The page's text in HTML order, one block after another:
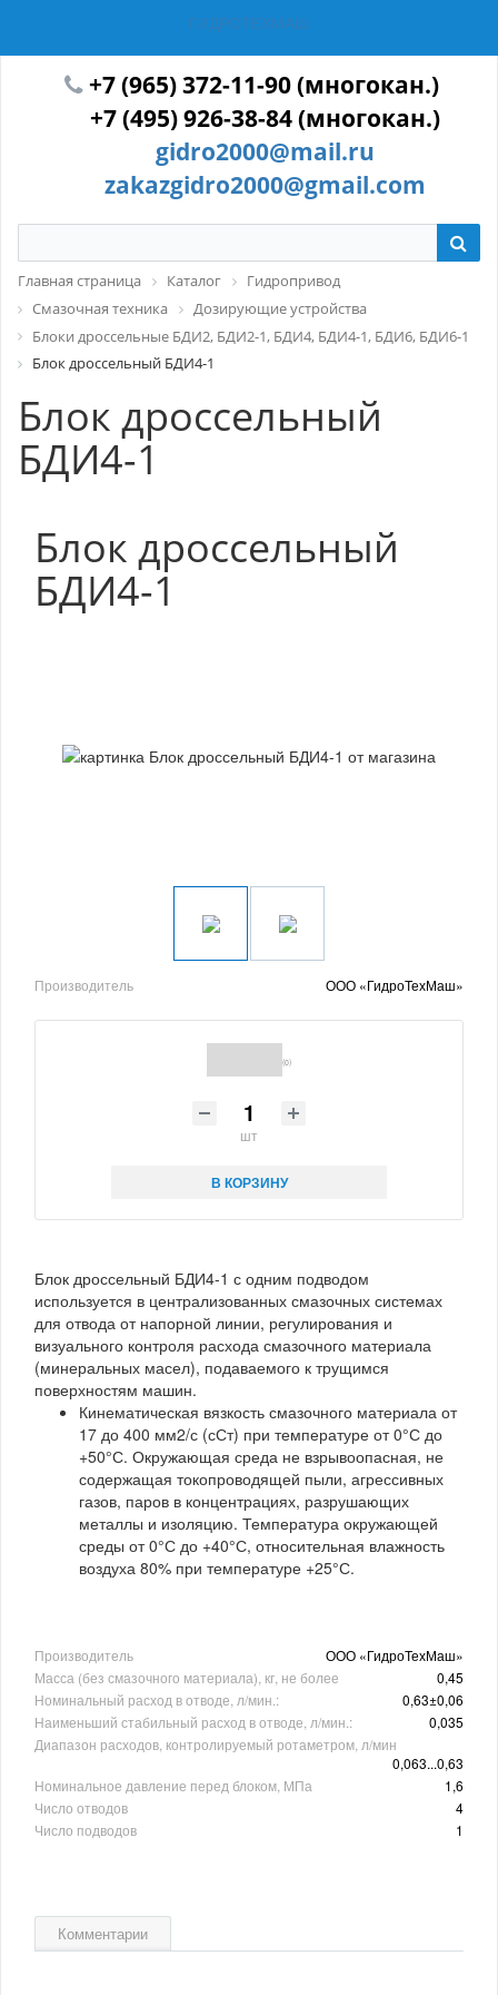
ГИДРОТЕХМАШ
+7 (965) 372-11-90 (многокан.)
+7 (495) 926-38-84 (многокан.)
gidro2000@mail.ru
zakazgidro2000@gmail.com
Главная страница Каталог
Гидропривод
Смазочная техника
Дозирующие устройства
Блоки дроссельные БДИ2, БДИ2-1, БДИ4, БДИ4-1, БДИ6, БДИ6-1
Блок дроссельный БДИ4-1
Блок дроссельный
БДИ4-1
Блок дроссельный
БДИ4-1
Производитель ООО «ГидроТехМаш»
(0)
шт
В КОРЗИНУ
Блок дроссельный БДИ4-1 с одним подводом
используется в централизованных смазочных системах
для отвода от напорной линии, регулирования и
визуального контроля расхода смазочного материала
(минеральных масел), подаваемого к трущимся
поверхностям машин.
Кинематическая вязкость смазочного материала от
17 до 400 мм2/с (сСт) при температуре от 0°С до
+50°С. Окружающая среда не взрывоопасная, не
содержащая токопроводящей пыли, агрессивных
газов, паров в концентрациях, разрушающих
металлы и изоляцию. Температура окружающей
среды от 0°С до +40°С, относительная влажность
воздуха 80% при температуре +25°С.
Производитель
ООО «ГидроТехМаш»
Масса (без смазочного материала), кг, не более
0,45
Номинальный расход в отводе, л/мин.:
0,63±0,06
Наименьший стабильный расход в отводе, л/мин.:
0,035
Диапазон расходов, контролируемый ротаметром, л/мин
0,063...0,63
Номинальное давление перед блоком, МПа
1,6
Число отводов
4
Число подводов
1
Комментарии